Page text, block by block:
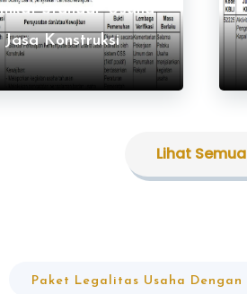
Standar Usaha
Jasa Konstruksi
Lihat Semua
Paket Legalitas Usaha